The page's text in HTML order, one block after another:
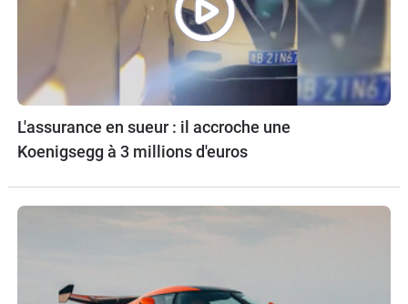
L'assurance en sueur : il accroche une
Koenigsegg à 3 millions d'euros